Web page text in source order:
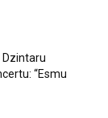
Dzintaru
“Esmu